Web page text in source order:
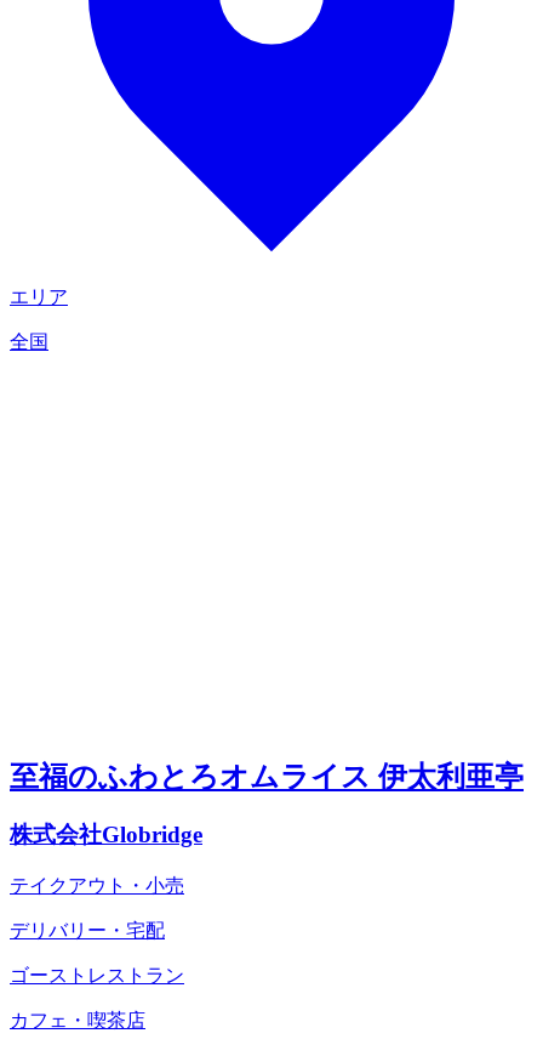
エリア
全国
至福のふわとろオムライス 伊太利亜亭
株式会社Globridge
テイクアウト・小売
デリバリー・宅配
ゴーストレストラン
カフェ・喫茶店